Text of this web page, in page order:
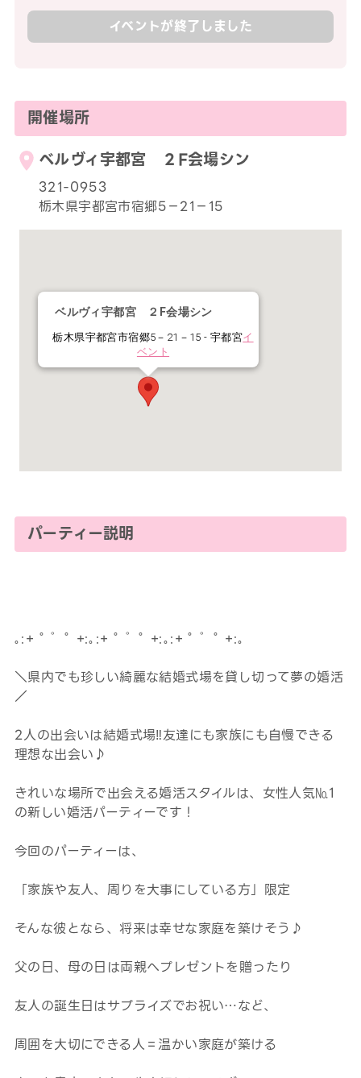
イベントが終了しました
開催場所
ベルヴィ宇都宮 ２F会場シン
321-0953
栃木県宇都宮市宿郷5－21－15
ベルヴィ宇都宮 ２F会場シン
栃木県宇都宮市宿郷5－21－15 - 宇都宮イ
ベント
パーティー説明
｡:+ ﾟ ゜ﾟ +:｡:+ ﾟ ゜ﾟ +:｡:+ ﾟ ゜ﾟ +:｡
＼県内でも珍しい綺麗な結婚式場を貸し切って夢の婚活
／
2人の出会いは結婚式場‼友達にも家族にも自慢できる
理想な出会い♪
きれいな場所で出会える婚活スタイルは、女性人気№1
の新しい婚活パーティーです！
今回のパーティーは、
「家族や友人、周りを大事にしている方」限定
そんな彼となら、将来は幸せな家庭を築けそう♪
父の日、母の日は両親へプレゼントを贈ったり
友人の誕生日はサプライズでお祝い…など、
周囲を大切にできる人＝温かい家庭が築ける